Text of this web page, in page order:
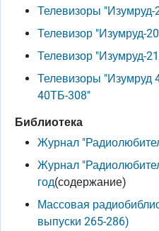
Телевизоры "Изумруд-
Телевизор "Изумруд-
Телевизор "Изумруд-
Телевизоры "Изумруд
40ТБ-308"
Библиотека
Журнал
Журнал
год(содержание)
Массовая
выпуски 265-286)